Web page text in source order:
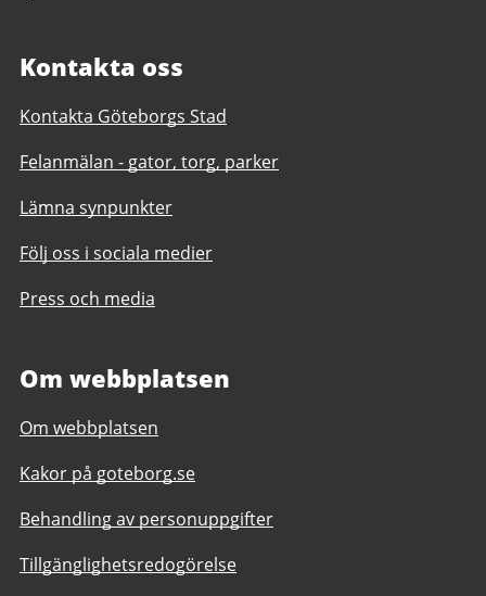
Kontakta oss
Kontakta Göteborgs Stad
Felanmälan - gator, torg, parker
Lämna synpunkter
Följ oss i sociala medier
Press och media
Om webbplatsen
Om webbplatsen
Kakor på goteborg.se
Behandling av personuppgifter
Tillgänglighetsredogörelse